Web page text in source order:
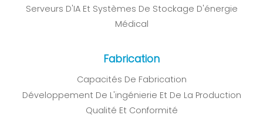
Serveurs D'IA Et Systèmes De Stockage D'énergie
Médical
Fabrication
Capacités De Fabrication
Développement De L'ingénierie Et De La Production
Qualité Et Conformité